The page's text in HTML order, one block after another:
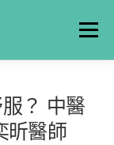
選單
？ 中醫
昕醫師